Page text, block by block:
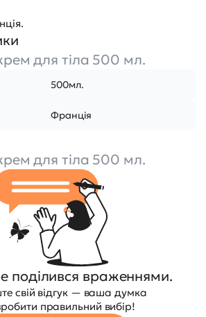
для тіла 500 мл.
500мл.
Франція
для тіла 500 мл.
поділився враженнями.
свій відгук — ваша думка
правильний вибір!